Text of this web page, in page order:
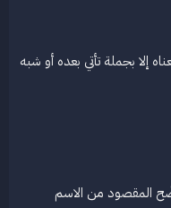
إلا بجملة تأتي بعده أو شبه
المقصود من الاسم